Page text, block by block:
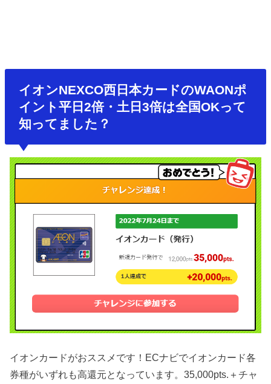
イオンNEXCO西日本カードのWAONポ
イント平日2倍・土日3倍は全国OKって
知ってました？
イオンカードがおススメです！ECナビでイオンカード各
券種がいずれも高還元となっています。35,000pts.＋チャ